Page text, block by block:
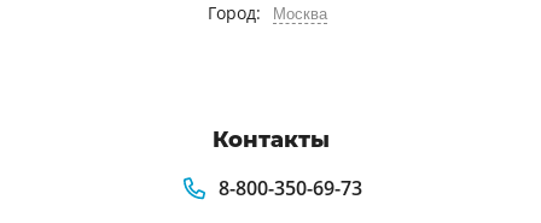
Город: Москва
Контакты
8-800-350-69-73